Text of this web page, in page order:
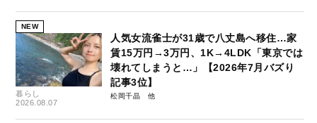
NEW
暮らし
2026.08.07
人気女流雀士が31歳で八丈島へ移住…家
賃15万円→3万円、1K→4LDK「東京では
壊れてしまうと…」【2026年7月バズり
記事3位】
松岡千晶